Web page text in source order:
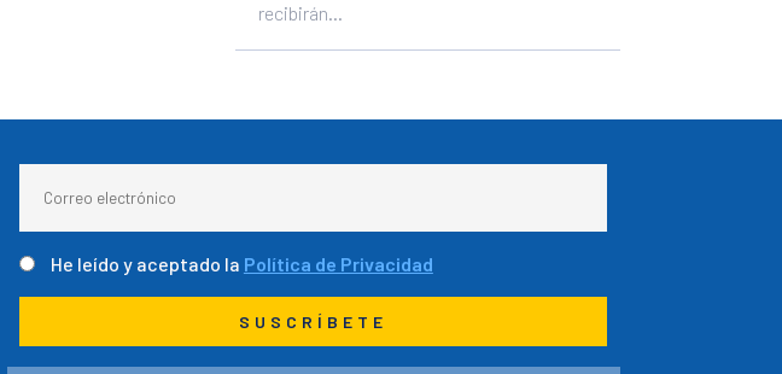
recibirán...
He leído y aceptado la Política de Privacidad